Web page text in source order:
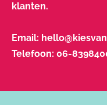
klanten.
Email:
Telefoon: 06-